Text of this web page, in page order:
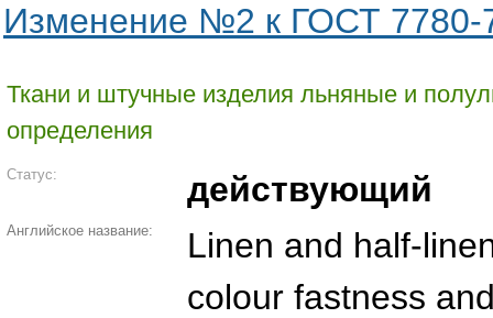
Изменение №2 к ГОСТ 7780-
Ткани и штучные изделия льняные и
определения
Статус: действующий
Английское название:
Linen and half-
colour fastness